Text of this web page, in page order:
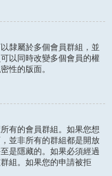
隸屬於多個會員群組，並
以同時改變多個會員的權
性的版面。
有的會員群組。如果您想
並非所有的群組都是開放
是隱藏的。如果必須經過
組。如果您的申請被拒